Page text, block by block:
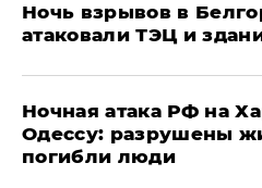
​Ночь взрывов в
атаковали ТЭЦ и
​Ночная атака РФ на
Одессу: разрушены
погибли люди